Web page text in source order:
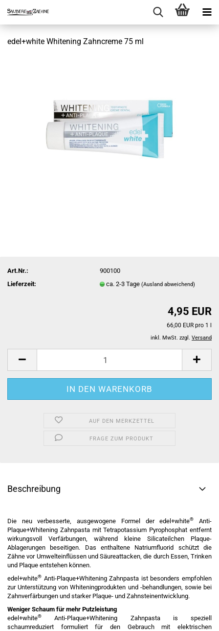
edel+white Whitening Zahncreme 75 ml
Art.Nr.:
900100
Lieferzeit:
ca. 2-3 Tage(Ausland abweichend)
4,95 EUR
66,00 EUR pro 1 l
inkl. MwSt. zzgl. Versand
AUF DEN MERKZETTEL
FRAGE ZUM PRODUKT
Beschreibung
Die neu verbesserte, ausgewogene Formel der edel+white®
Anti-
Plaque+Whitening Zahnpasta mit Tetrapotassium Pyrophosphat entfernt
wirkungsvoll Verfärbungen, während kleine Silicateilchen Plaque-
Ablagerungen beseitigen. Das enthaltene Natriumfluorid schützt die
Zähne vor Umwelteinflüssen und Säureattacken, die durch Essen, Trinken
und Plaque entstehen können.
edel+white® Anti-Plaque+Whitening Zahnpasta ist besonders empfohlen
zur Unterstützung von Whiteningprodukten und -behandlungen, sowie bei
Zahnverfärbungen und starker Plaque- und Zahnsteinentwicklung.
Weniger Schaum für mehr Putzleistung
edel+white®
Anti-Plaque+Whitening Zahnpasta is speziell
schaumreduziert formuliert für den Gebrauch mit elektrischen